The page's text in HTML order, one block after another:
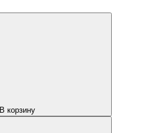
В корзину